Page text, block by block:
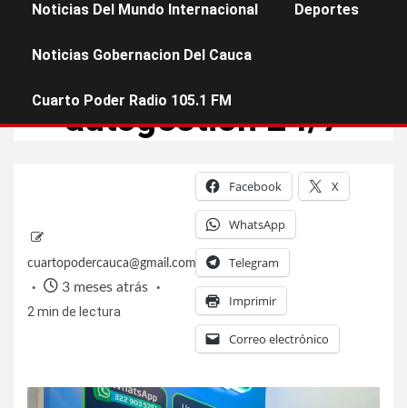
Noticias Del Mundo Internacional Deportes
Noticias Gobernacion Del Cauca
Cuarto Poder Radio 105.1 FM
terraplaza y refuerza
autogestión 24/7
cuartopodercauca@gmail.com
3 meses atrás
2 min de lectura
Facebook X
WhatsApp
Telegram
Imprimir
Correo electrónico